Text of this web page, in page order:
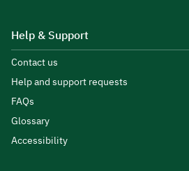
Help & Support
Contact us
Help and support requests
FAQs
Glossary
Accessibility